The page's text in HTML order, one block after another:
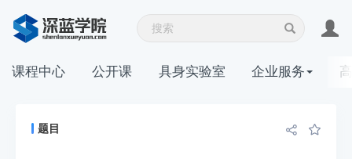
课程中心 公开课 具身实验室 企业服务
题目